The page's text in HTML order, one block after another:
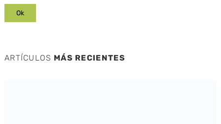
ARTÍCULOS MÁS RECIENTES